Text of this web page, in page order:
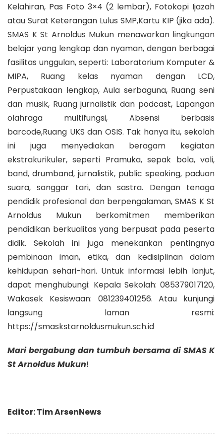
Kelahiran, Pas Foto 3×4 (2 lembar), Fotokopi Ijazah
atau Surat Keterangan Lulus SMP,Kartu KIP (jika ada).
SMAS K St Arnoldus Mukun menawarkan lingkungan
belajar yang lengkap dan nyaman, dengan berbagai
fasilitas unggulan, seperti: Laboratorium Komputer &
MIPA, Ruang kelas nyaman dengan LCD,
Perpustakaan lengkap, Aula serbaguna, Ruang seni
dan musik, Ruang jurnalistik dan podcast, Lapangan
olahraga multifungsi, Absensi berbasis
barcode,Ruang UKS dan OSIS. Tak hanya itu, sekolah
ini juga menyediakan beragam kegiatan
ekstrakurikuler, seperti Pramuka, sepak bola, voli,
band, drumband, jurnalistik, public speaking, paduan
suara, sanggar tari, dan sastra. Dengan tenaga
pendidik profesional dan berpengalaman, SMAS K St
Arnoldus Mukun berkomitmen memberikan
pendidikan berkualitas yang berpusat pada peserta
didik. Sekolah ini juga menekankan pentingnya
pembinaan iman, etika, dan kedisiplinan dalam
kehidupan sehari-hari. Untuk informasi lebih lanjut,
dapat menghubungi: Kepala Sekolah: 085379017120,
Wakasek Kesiswaan: 081239401256. Atau kunjungi
langsung laman resmi:
https://smaskstarnoldusmukun.sch.id
Mari bergabung dan tumbuh bersama di SMAS K
St Arnoldus Mukun!
Editor: Tim ArsenNews